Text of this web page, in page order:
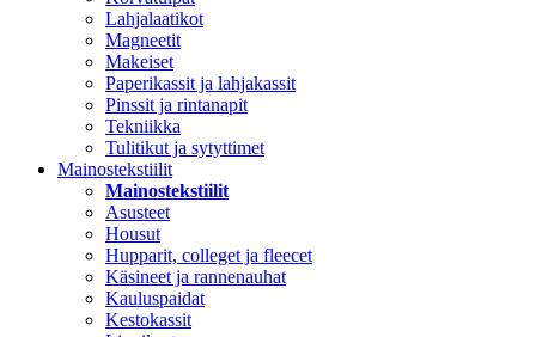
Lahjalaatikot
Magneetit
Makeiset
Paperikassit ja lahjakassit
Pinssit ja rintanapit
Tekniikka
Tulitikut ja sytyttimet
Mainostekstiilit
Mainostekstiilit
Asusteet
Housut
Hupparit, colleget ja fleecet
Käsineet ja rannenauhat
Kauluspaidat
Kestokassit